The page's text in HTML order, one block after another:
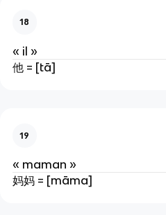
18
« il »
他 = [tā]
19
« maman »
妈妈 = [māma]